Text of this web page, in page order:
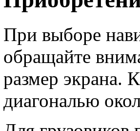
При выборе
обращайте
размер экрана.
диагональю